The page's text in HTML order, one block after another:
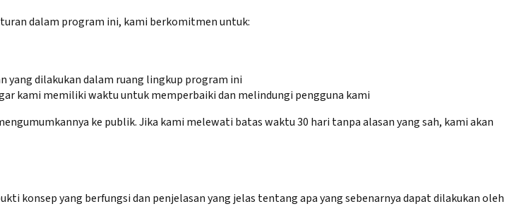
dalam program ini, kami berkomitmen untuk:
yang dilakukan dalam ruang lingkup program ini
kami memiliki waktu untuk memperbaiki dan melindungi pengguna kami
ke publik. Jika kami melewati batas waktu 30 hari tanpa alasan yang sah, kami akan
konsep yang berfungsi dan penjelasan yang jelas tentang apa yang sebenarnya dapat dilakukan oleh